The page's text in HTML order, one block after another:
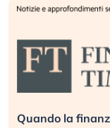
la finanza pesa più